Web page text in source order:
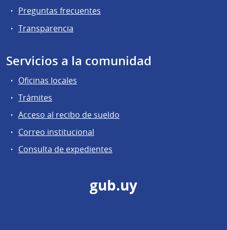
Preguntas frecuentes
Transparencia
Servicios a la comunidad
Oficinas locales
Trámites
Acceso al recibo de sueldo
Correo institucional
Consulta de expedientes
gub.uy